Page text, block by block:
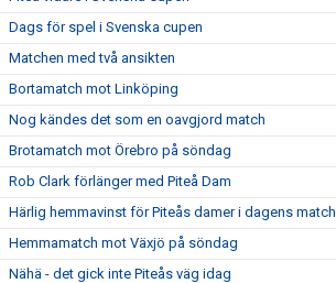
Dags för spel i Svenska cupen
Matchen med två ansikten
Bortamatch mot Linköping
Nog kändes det som en oavgjord match
Brotamatch mot Örebro på söndag
Rob Clark förlänger med Piteå Dam
Härlig hemmavinst för Piteås damer i dagens match
Hemmamatch mot Växjö på söndag
Nähä - det gick inte Piteås väg idag